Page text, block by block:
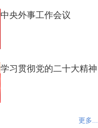
中央外事工作会议
学习贯彻党的二十大精神
更多...